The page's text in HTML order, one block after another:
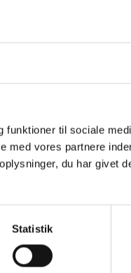
til sociale
med vores partnere
du har givet
Statistik
23.
2.
er